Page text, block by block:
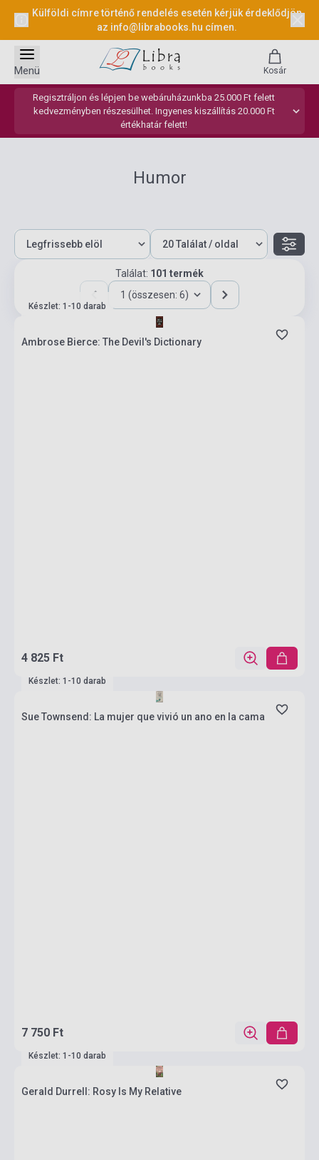
Külföldi címre történő rendelés esetén kérjük érdeklődjön
az info@librabooks.hu címen.
Regisztráljon és lépjen be webáruházunkba 25.000 Ft felett
kedvezményben részesülhet. Ingyenes kiszállítás 20.000 Ft
értékhatár felett!
Menü Kosár
Humor
Találat: 101 termék
1 (összesen: 6)
Készlet: 1-10 darab
Ambrose Bierce: The Devil's Dictionary
4 825 Ft
Készlet: 1-10 darab
Sue Townsend: La mujer que vivió un ano en la cama
7 750 Ft
Készlet: 1-10 darab
Gerald Durrell: Rosy Is My Relative